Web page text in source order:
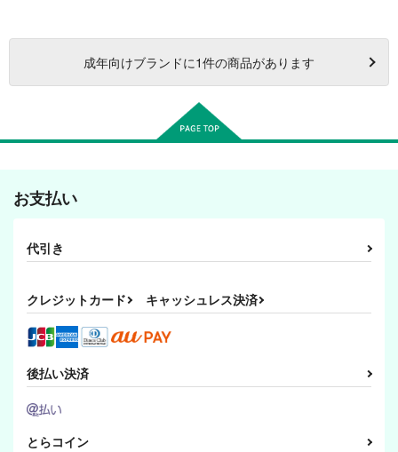
成年向けブランドに1件の商品があります
お支払い
代引き
クレジットカード キャッシュレス決済
後払い決済
とらコイン